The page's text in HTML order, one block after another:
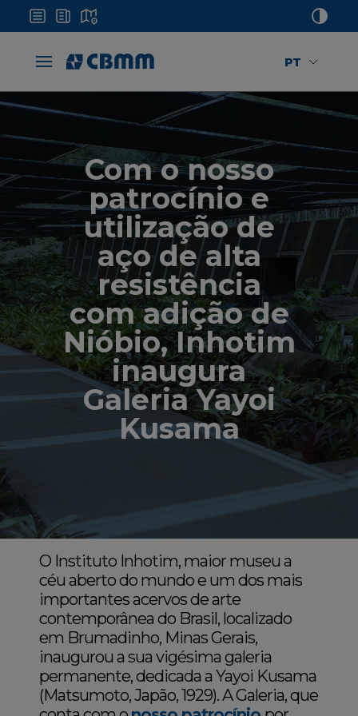
PT
Com o nosso
patrocínio e
utilização de
aço de alta
resistência
com adição de
Nióbio, Inhotim
inaugura
Galeria Yayoi
Kusama
O Instituto Inhotim, maior museu a
céu aberto do mundo e um dos mais
importantes acervos de arte
contemporânea do Brasil, localizado
em Brumadinho, Minas Gerais,
inaugurou a sua vigésima galeria
permanente, dedicada a Yayoi Kusama
(Matsumoto, Japão, 1929). A Galeria, que